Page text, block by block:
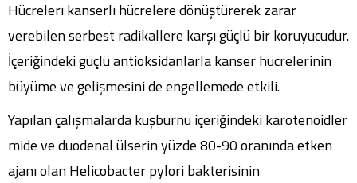
Hücreleri kanserli hücrelere dönüştürerek zarar
verebilen serbest radikallere karşı güçlü bir koruyucudur.
İçeriğindeki güçlü antioksidanlarla kanser hücrelerinin
büyüme ve gelişmesini de engellemede etkili.
Yapılan çalışmalarda kuşburnu içeriğindeki karotenoidler
mide ve duodenal ülserin yüzde 80-90 oranında etken
ajanı olan Helicobacter pylori bakterisinin